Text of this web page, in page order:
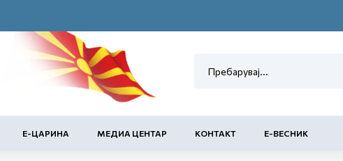
Е-ЦАРИНА МЕДИА ЦЕНТАР КОНТАКТ Е-ВЕСНИК